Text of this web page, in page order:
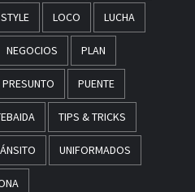
LOCO LUCHA
NEGOCIOS PLAN
PRESUNTO PUENTE
TIPS & TRICKS
UNIFORMADOS